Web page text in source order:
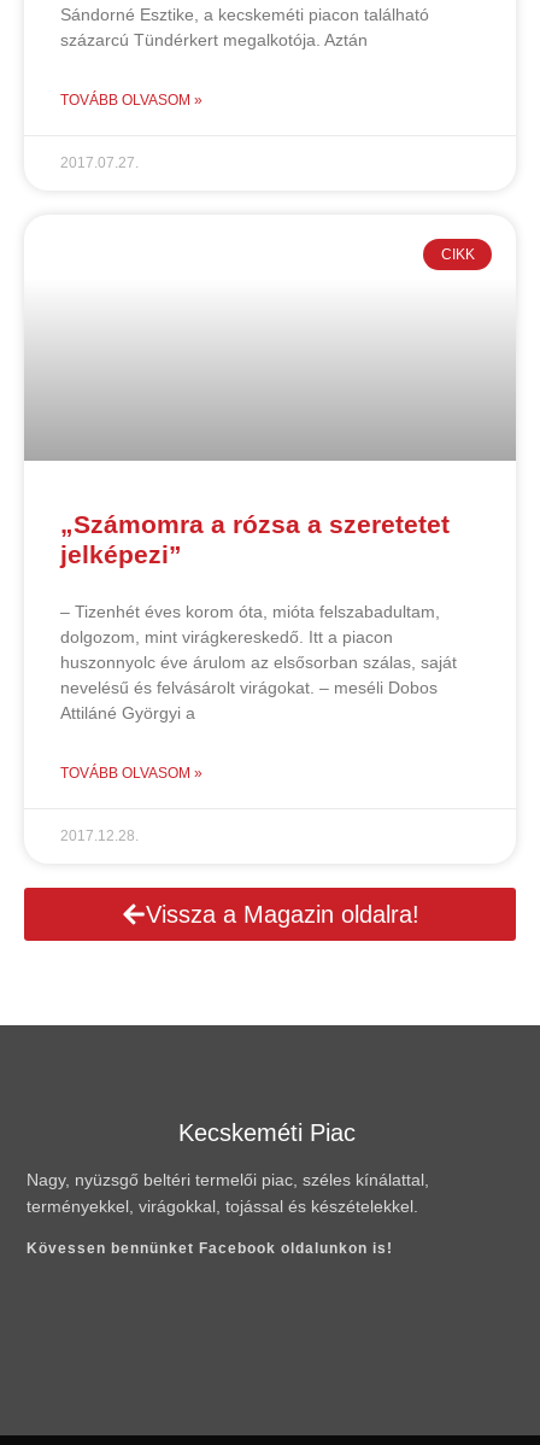
Sándorné Esztike, a kecskeméti piacon található
százarcú Tündérkert megalkotója. Aztán
TOVÁBB OLVASOM »
2017.07.27.
CIKK
„Számomra a rózsa a szeretetet
jelképezi”
– Tizenhét éves korom óta, mióta felszabadultam,
dolgozom, mint virágkereskedő. Itt a piacon
huszonnyolc éve árulom az elsősorban szálas, saját
nevelésű és felvásárolt virágokat. – meséli Dobos
Attiláné Györgyi a
TOVÁBB OLVASOM »
2017.12.28.
Vissza a Magazin oldalra!
Kecskeméti Piac
Nagy, nyüzsgő beltéri termelői piac, széles kínálattal,
terményekkel, virágokkal, tojással és készételekkel.
Kövessen bennünket Facebook oldalunkon is!